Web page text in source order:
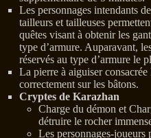
Les personnages intendants
tailleurs et tailleuses
quêtes visant à obtenir les
type d’armure. Auparavant,
réservés au type d’armure le
La pierre à aiguiser
correctement sur les bâtons.
Cryptes de Karazhan
Charge du démon et
détruire le rocher
Les personnages-joueurs